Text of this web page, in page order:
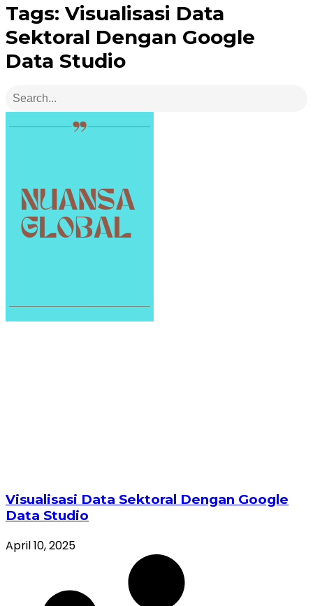
Tags: Visualisasi Data
Sektoral Dengan Google
Data Studio
Visualisasi Data Sektoral Dengan Google
Data Studio
April 10, 2025